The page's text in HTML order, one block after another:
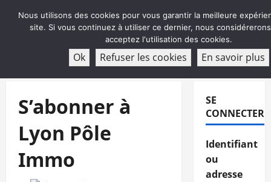
ABONNEMENT
S’abonner à
Lyon Pôle
Immo
SE
CONNECTER
Identifiant
ou
adresse
Nous utilisons des cookies pour vous garantir la meilleure
site. Si vous continuez à utiliser ce dernier, nous
acceptez l'utilisation des cookies.
Ok Refuser les cookies En savoir plus